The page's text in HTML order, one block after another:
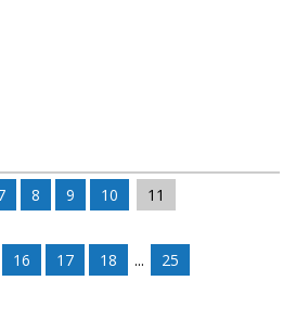
8 9 10 11
16 17 18 ... 25